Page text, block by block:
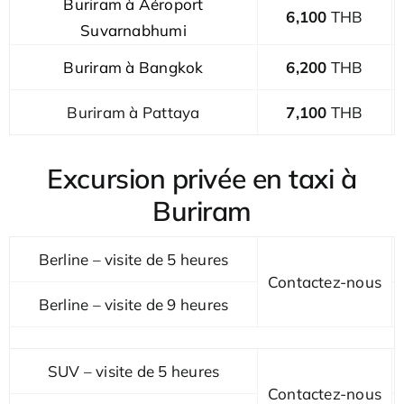
Buriram à Aéroport
Suvarnabhumi
6,100 THB
Buriram à Bangkok 6,200 THB
Buriram à Pattaya 7,100 THB
Excursion privée en taxi à
Buriram
Berline – visite de 5 heures
Contactez-nous
Berline – visite de 9 heures
SUV – visite de 5 heures
Contactez-nous